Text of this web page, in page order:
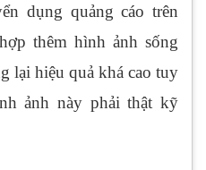
dụng quảng cáo trên
thêm hình ảnh sống
lại hiệu quả khá cao tuy
ảnh này phải thật kỹ